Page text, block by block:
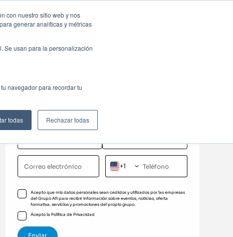
con nuestro sitio web y nos
generar analíticas y métricas
Se usan para la personalización
navegador para recordar tu
todas Rechazar todas
Solicita información
sobre este programa formativo
+1
Acepto que mis datos personales sean cedidos y utilizados por las empresas
del Grupo Afi para recibir información sobre eventos, noticias, oferta
formativa, servicios y promociones del propio grupo.
Acepto la Política de Privacidad